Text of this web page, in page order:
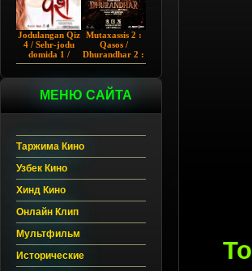
Jodulangan Qiz
4 / Sehr-jodu
domida 1 /
Egallangan 1 /
Hind kino
Uzbek tilida
Mutaxassis 2 :
Qasos /
Dhurandhar 2 :
Intiqom 2026
МЕНЮ САЙТА
Таржима Кино
Узбек Кино
Хинд Кино
Онлайн Клип
Мультфильм
Исторические